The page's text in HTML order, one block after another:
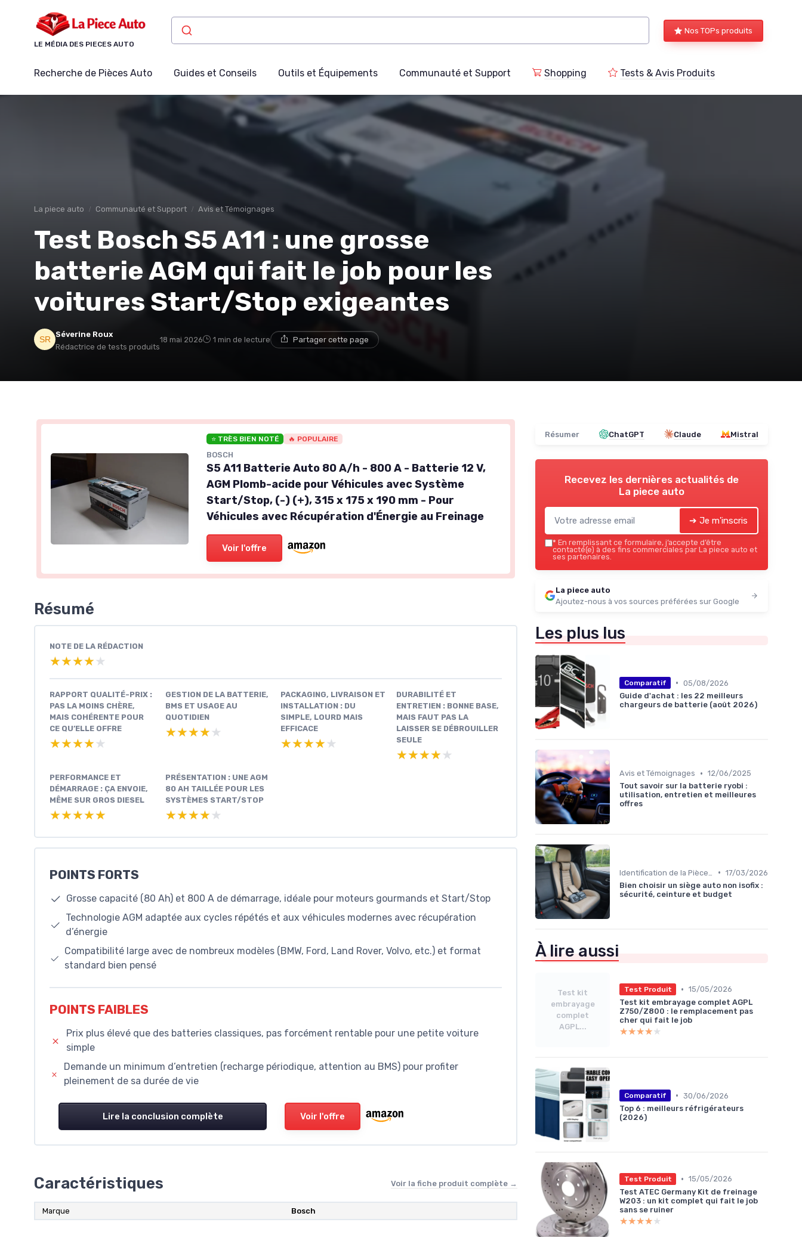
LE MÉDIA DES PIECES AUTO
Nos TOPs produits
Recherche de Pièces Auto Guides et Conseils Outils et Équipements Communauté et Support Shopping Tests & Avis Produits
La piece auto Communauté et Support Avis et Témoignages
Test Bosch S5 A11 : une grosse
batterie AGM qui fait le job pour les
voitures Start/Stop exigeantes
Séverine Roux
Rédactrice de tests produits
18 mai 2026 1 min de lecture Partager cette page
⭐ TRÈS BIEN NOTÉ 🔥 POPULAIRE
BOSCH
S5 A11 Batterie Auto 80 A/h - 800 A - Batterie 12 V,
AGM Plomb-acide pour Véhicules avec Système
Start/Stop, (-) (+), 315 x 175 x 190 mm - Pour
Véhicules avec Récupération d'Énergie au Freinage
Voir l'offre
Résumé
NOTE DE LA RÉDACTION
★★★★★
★★★★★
RAPPORT QUALITÉ-PRIX :
PAS LA MOINS CHÈRE,
MAIS COHÉRENTE POUR
CE QU’ELLE OFFRE
★★★★★
★★★★★
GESTION DE LA BATTERIE,
BMS ET USAGE AU
QUOTIDIEN
★★★★★
★★★★★
PACKAGING, LIVRAISON ET
INSTALLATION : DU
SIMPLE, LOURD MAIS
EFFICACE
★★★★★
★★★★★
DURABILITÉ ET
ENTRETIEN : BONNE BASE,
MAIS FAUT PAS LA
LAISSER SE DÉBROUILLER
SEULE
★★★★★
★★★★★
PERFORMANCE ET
DÉMARRAGE : ÇA ENVOIE,
MÊME SUR GROS DIESEL
★★★★★
★★★★★
PRÉSENTATION : UNE AGM
80 AH TAILLÉE POUR LES
SYSTÈMES START/STOP
★★★★★
★★★★★
POINTS FORTS
Grosse capacité (80 Ah) et 800 A de démarrage, idéale pour moteurs gourmands et Start/Stop
Technologie AGM adaptée aux cycles répétés et aux véhicules modernes avec récupération
d’énergie
Compatibilité large avec de nombreux modèles (BMW, Ford, Land Rover, Volvo, etc.) et format
standard bien pensé
POINTS FAIBLES
Prix plus élevé que des batteries classiques, pas forcément rentable pour une petite voiture
simple
Demande un minimum d’entretien (recharge périodique, attention au BMS) pour profiter
pleinement de sa durée de vie
Lire la conclusion complète Voir l'offre
Caractéristiques Voir la fiche produit complète →
Marque Bosch
Résumer ChatGPT Claude Mistral
Recevez les dernières actualités de
La piece auto
➔ Je m'inscris
* En remplissant ce formulaire, j’accepte d’être
contacté(e) à des fins commerciales par La piece auto et
ses partenaires.
La piece auto
Ajoutez-nous à vos sources préférées sur Google
Les plus lus
Comparatif • 05/08/2026
Guide d'achat : les 22 meilleurs
chargeurs de batterie (août 2026)
Avis et Témoignages • 12/06/2025
Tout savoir sur la batterie ryobi :
utilisation, entretien et meilleures
offres
• 17/03/2026
Bien choisir un siège auto non isofix :
sécurité, ceinture et budget
À lire aussi
Test kit
embrayage
complet
AGPL...
Test Produit • 15/05/2026
Test kit embrayage complet AGPL
Z750/Z800 : le remplacement pas
cher qui fait le job
★★★★★
★★★★★
Comparatif • 30/06/2026
Top 6 : meilleurs réfrigérateurs
(2026)
Test Produit • 15/05/2026
Test ATEC Germany Kit de freinage
W203 : un kit complet qui fait le job
sans se ruiner
★★★★★
★★★★★